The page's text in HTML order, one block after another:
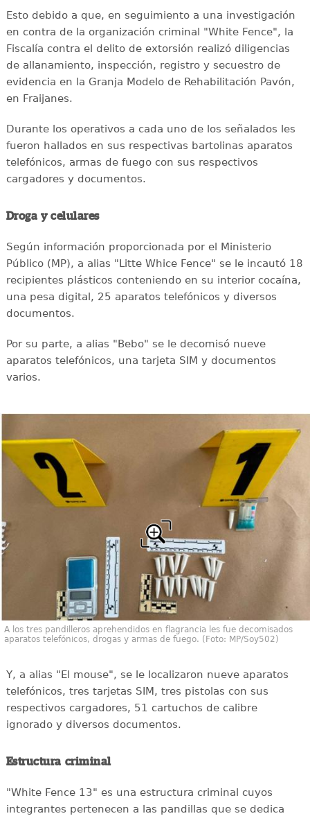
Esto debido a que, en seguimiento a una investigación
en contra de la organización criminal "White Fence", la
Fiscalía contra el delito de extorsión realizó diligencias
de allanamiento, inspección, registro y secuestro de
evidencia en la Granja Modelo de Rehabilitación Pavón,
en Fraijanes.
Durante los operativos a cada uno de los señalados les
fueron hallados en sus respectivas bartolinas aparatos
telefónicos, armas de fuego con sus respectivos
cargadores y documentos.
Droga y celulares
Según información proporcionada por el Ministerio
Público (MP), a alias "Litte Whice Fence" se le incautó 18
recipientes plásticos conteniendo en su interior cocaína,
una pesa digital, 25 aparatos telefónicos y diversos
documentos.
Por su parte, a alias "Bebo" se le decomisó nueve
aparatos telefónicos, una tarjeta SIM y documentos
varios.
A los tres pandilleros aprehendidos en flagrancia les fue decomisados
aparatos telefónicos, drogas y armas de fuego. (Foto: MP/Soy502)
Y, a alias "El mouse", se le localizaron nueve aparatos
telefónicos, tres tarjetas SIM, tres pistolas con sus
respectivos cargadores, 51 cartuchos de calibre
ignorado y diversos documentos.
Estructura criminal
"White Fence 13" es una estructura criminal cuyos
integrantes pertenecen a las pandillas que se dedica